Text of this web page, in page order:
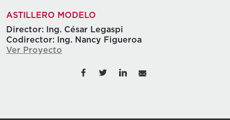
ASTILLERO MODELO
Director: Ing. César Legaspi
Codirector: Ing. Nancy Figueroa
Ver Proyecto